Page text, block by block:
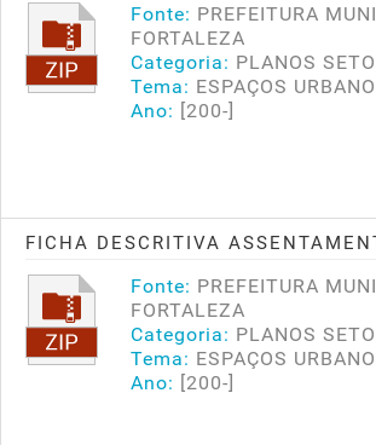
Fonte: PREFEITURA
FORTALEZA
Categoria: PLANOS
Tema: ESPAÇOS
Ano: [200-]
FICHA DESCRITIVA
Fonte: PREFEITURA
FORTALEZA
Categoria: PLANOS
Tema: ESPAÇOS
Ano: [200-]